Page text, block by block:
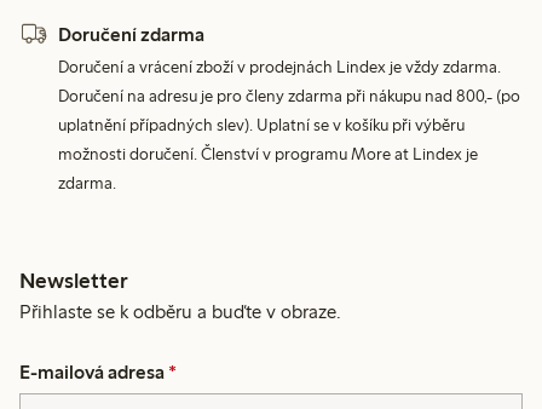
Doručení zdarma
Doručení a vrácení zboží v prodejnách Lindex je vždy zdarma.
Doručení na adresu je pro členy zdarma při nákupu nad 800,- (po
uplatnění případných slev). Uplatní se v košíku při výběru
možnosti doručení. Členství v programu More at Lindex je
zdarma.
Newsletter
Přihlaste se k odběru a buďte v obraze.
E-mailová adresa *